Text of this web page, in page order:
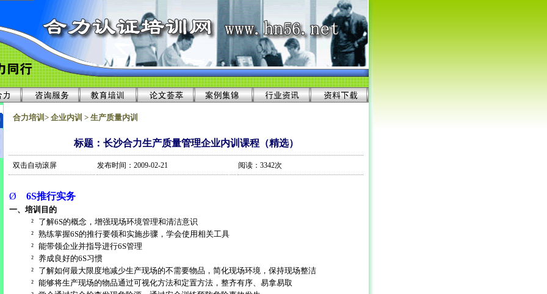
合力培训> 企业内训 > 生产质量内训
标题：长沙合力生产质量管理企业内训课程（精选）
双击自动滚屏 发布时间：2009-02-21 阅读：3342次
Ø 6S推行实务
一、培训目的
² 了解6S的概念，增强现场环境管理和清洁意识
² 熟练掌握6S的推行要领和实施步骤，学会使用相关工具
² 能带领企业并指导进行6S管理
² 养成良好的6S习惯
² 了解如何最大限度地减少生产现场的不需要物品，简化现场环境，保持现场整洁
² 能够将生产现场的物品通过可视化方法和定置方法，整齐有序、易拿易取